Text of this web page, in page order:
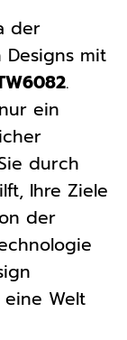
der
mit
.
ein
durch
Ihre Ziele
der
Welt